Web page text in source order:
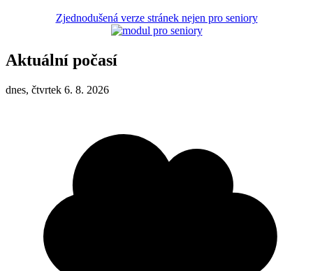
Zjednodušená verze stránek nejen pro seniory
Aktuální počasí
dnes, čtvrtek 6. 8. 2026